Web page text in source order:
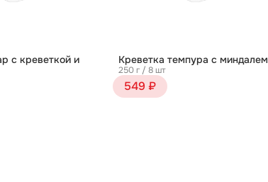
с креветкой и
Креветка темпура с миндалем
250 г / 8 шт
549 ₽